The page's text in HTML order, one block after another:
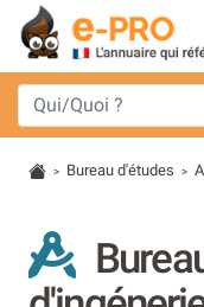
> Bureau d'études >